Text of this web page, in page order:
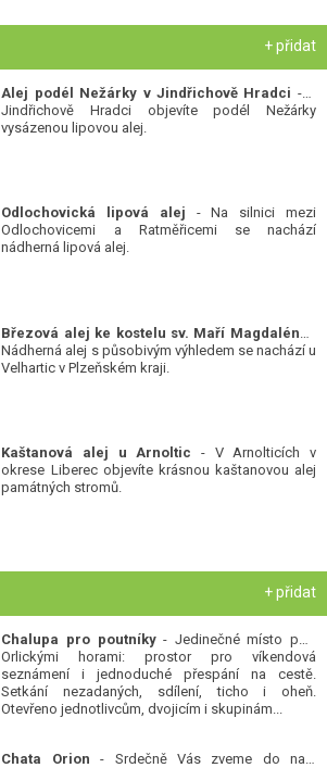
+ přidat
Alej podél Nežárky v Jindřichově Hradci - V
Jindřichově Hradci objevíte podél Nežárky
vysázenou lipovou alej.
Odlochovická lipová alej - Na silnici mezi
Odlochovicemi a Ratměřicemi se nachází
nádherná lipová alej.
Nádherná alej s působivým výhledem se nachází u
Velhartic v Plzeňském kraji.
Kaštanová alej u Arnoltic - V Arnolticích v
okrese Liberec objevíte krásnou kaštanovou alej
památných stromů.
+ přidat
Chalupa pro poutníky- Jedinečné místo pod
Orlickými horami: prostor pro víkendová
seznámení i jednoduché přespání na cestě.
Setkání nezadaných, sdílení, ticho i oheň.
Otevřeno jednotlivcům, dvojicím i skupinám...
Chata Orion - Srdečně Vás zveme do naší